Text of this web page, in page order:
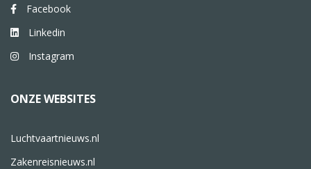
Facebook
Linkedin
Instagram
ONZE WEBSITES
Luchtvaartnieuws.nl
Zakenreisnieuws.nl